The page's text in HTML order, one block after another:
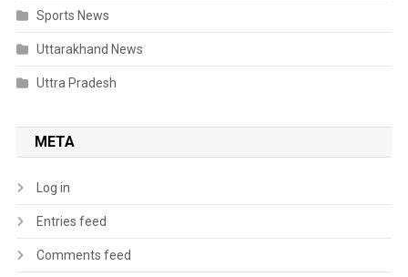
Sports News
Uttarakhand News
Uttra Pradesh
META
Log in
Entries feed
Comments feed